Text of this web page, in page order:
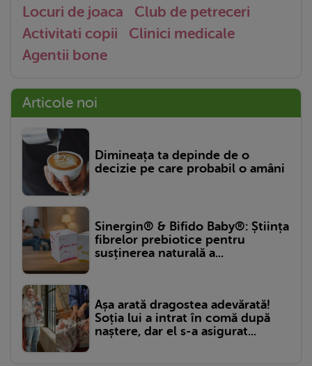
Locuri de joaca
Club de petreceri
Activitati copii
Clinici medicale
Agentii bone
Articole noi
Dimineața ta depinde de o
decizie pe care probabil o amâni
Sinergin® & Bifido Baby®: Știința
fibrelor prebiotice pentru
susținerea naturală a...
Așa arată dragostea adevărată!
Soția lui a intrat în comă după
naștere, dar el s-a asigurat...